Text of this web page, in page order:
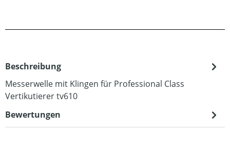
Beschreibung
Messerwelle mit Klingen für Professional Class
Vertikutierer tv610
Bewertungen